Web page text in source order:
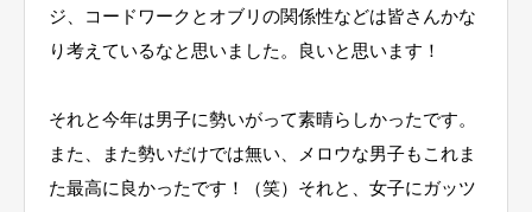
ジ、コードワークとオブリの関係性などは皆さんかな
り考えているなと思いました。良いと思います！
それと今年は男子に勢いがって素晴らしかったです。
また、また勢いだけでは無い、メロウな男子もこれま
た最高に良かったです！（笑）それと、女子にガッツ